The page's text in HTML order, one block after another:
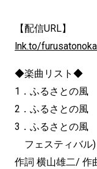
【配信URL】
lnk.to/
◆楽曲リスト◆
1．ふるさとの風
2．ふるさとの風
3．ふるさとの風
フェスティバル)
作詞 横山雄二/